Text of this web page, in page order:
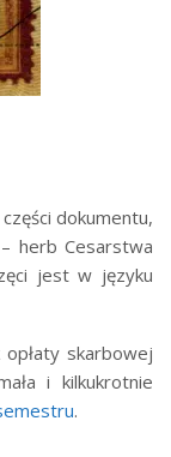
dokumentu,
herb Cesarstwa
jest w języku
skarbowej
i kilkukrotnie
.